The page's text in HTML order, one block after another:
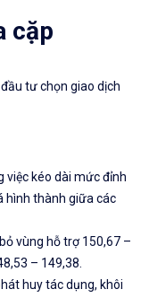
cặp
tư chọn giao dịch
việc kéo dài mức đỉnh
hình thành giữa các
vùng hỗ trợ 150,67 –
– 149,38.
huy tác dụng, khôi